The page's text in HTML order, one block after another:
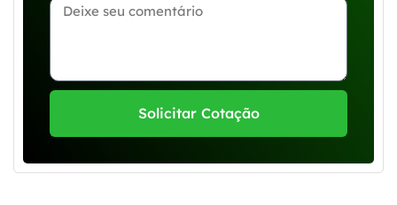
Solicitar Cotação